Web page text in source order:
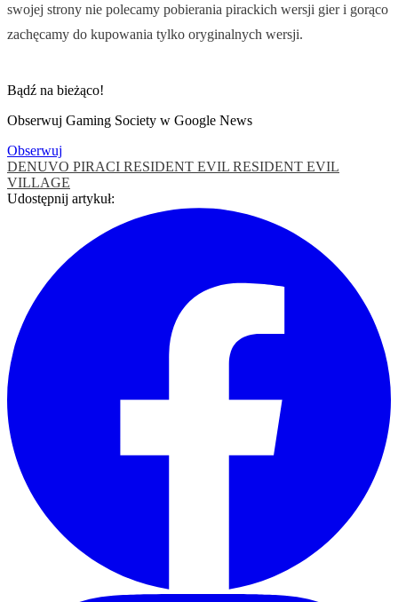
swojej strony nie polecamy pobierania pirackich wersji gier i gorąco
zachęcamy do kupowania tylko oryginalnych wersji.
Bądź na bieżąco!
Obserwuj Gaming Society w Google News
Obserwuj
DENUVO PIRACI RESIDENT EVIL RESIDENT EVIL
VILLAGE
Udostępnij artykuł: